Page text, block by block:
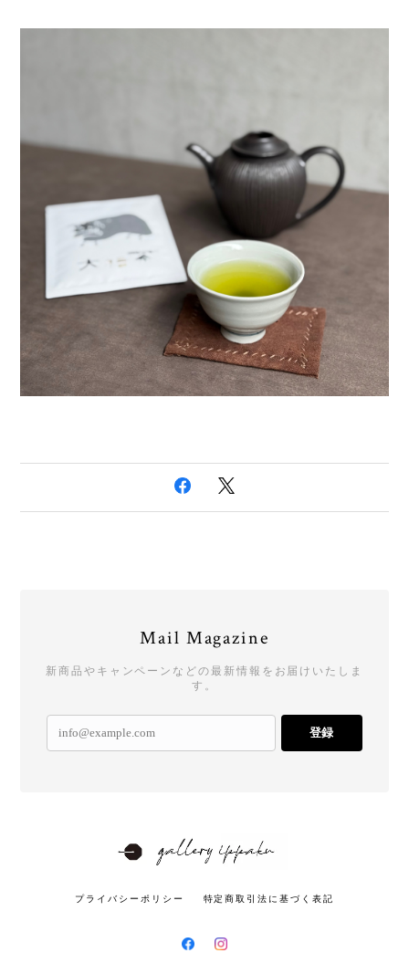
Mail Magazine
新商品やキャンペーンなどの最新情報をお届けいたしま
す。
登録
プライバシーポリシー 特定商取引法に基づく表記